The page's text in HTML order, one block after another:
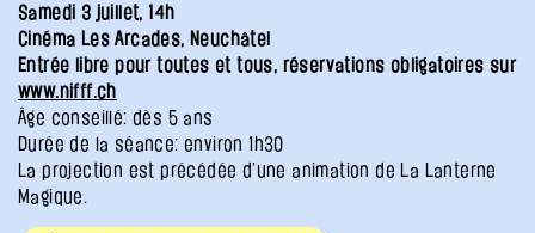
Samedi 3 juillet, 14h
Cinéma Les Arcades, Neuchâtel
Entrée libre pour toutes et tous, réservations obligatoires sur
www.nifff.ch
Âge conseillé: dès 5 ans
Durée de la séance: environ 1h30
La projection est précédée d’une animation de La Lanterne
Magique.